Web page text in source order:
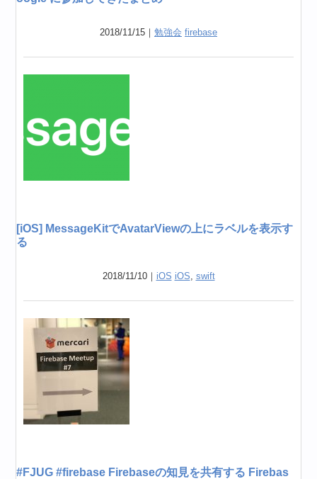
2018/11/15｜ 勉強会 firebase
[iOS] MessageKitでAvatarViewの上にラベルを表示す
る
2018/11/10｜ iOS iOS, swift
#FJUG #firebase Firebaseの知見を共有する Firebas